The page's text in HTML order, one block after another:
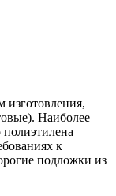
изготовления,
Наиболее
к
подложки из